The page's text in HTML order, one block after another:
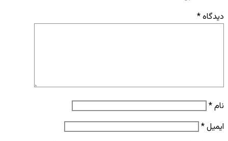
دیدگاه*
نام*
ایمیل*